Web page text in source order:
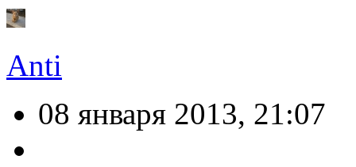
Anti
08 января 2013, 21:07